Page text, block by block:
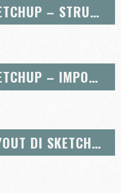
ESERCITAZIONE SU SKETCHUP – STRUMENTO DI SELEZIONE
ESERCITAZIONE SU SKETCHUP – IMPORTAZIONE DI TEXTURE
ESERCITAZIONE SU LAYOUT DI SKETCHUP PRO – DISEGNO IN SCALA